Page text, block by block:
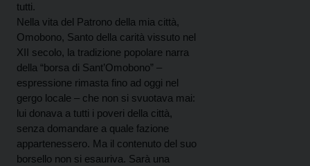
tutti.
Nella vita del Patrono della mia città,
Omobono, Santo della carità vissuto nel
XII secolo, la tradizione popolare narra
della “borsa di Sant’Omobono” –
espressione rimasta fino ad oggi nel
gergo locale – che non si svuotava mai:
lui donava a tutti i poveri della città,
senza domandare a quale fazione
appartenessero. Ma il contenuto del suo
borsello non si esauriva. Sarà una